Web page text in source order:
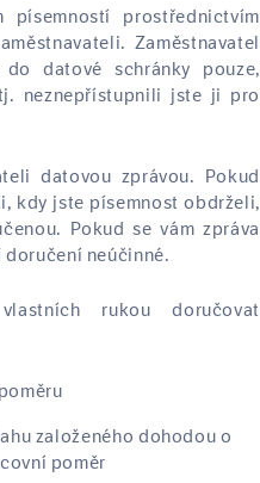
písemností prostřednictvím
Zaměstnavatel
datové schránky pouze,
neznepřístupnili jste ji pro
datovou zprávou. Pokud
kdy jste písemnost obdrželi,
Pokud se vám zpráva
neúčinné.
rukou doručovat
založeného dohodou o
poměr